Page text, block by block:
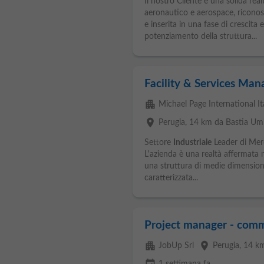
aeronautico e aerospace,
e inserita in una fase di crescita
potenziamento della struttura...
Facility & Services
apartment Michael Page International
place Perugia, 14 km da Bastia
Settore IndustrialeLeader di
L'azienda è una realtà affermata
una struttura di medie
caratterizzata...
Project manager -
apartment JobUp Srl place Perugia, 14